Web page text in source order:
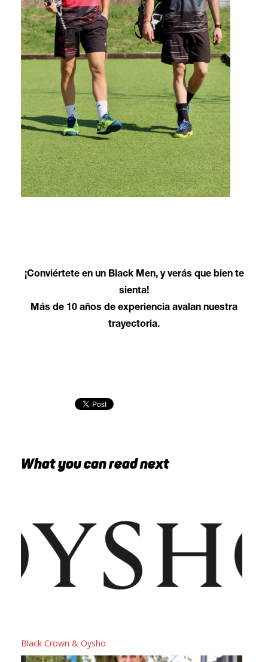
¡Conviértete en un Black Men, y verás que bien te
sienta!
Más de 10 años de experiencia avalan nuestra
trayectoria.
What you can read next
Black Crown & Oysho